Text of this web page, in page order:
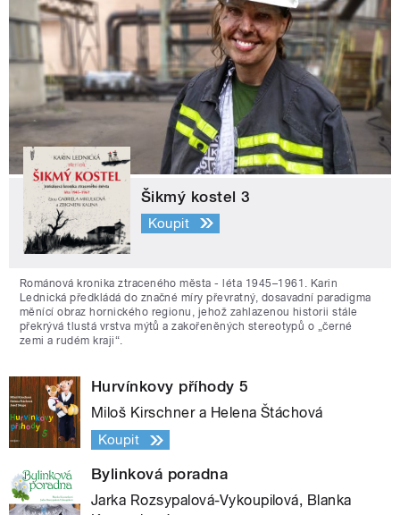
Šikmý kostel 3
Koupit
Románová kronika ztraceného města - léta 1945–1961. Karin
Lednická předkládá do značné míry převratný, dosavadní paradigma
měnící obraz hornického regionu, jehož zahlazenou historii stále
překrývá tlustá vrstva mýtů a zakořeněných stereotypů o „černé
zemi a rudém kraji“.
Hurvínkovy příhody 5
Miloš Kirschner a Helena Štáchová
Koupit
Bylinková poradna
Jarka Rozsypalová-Vykoupilová, Blanka